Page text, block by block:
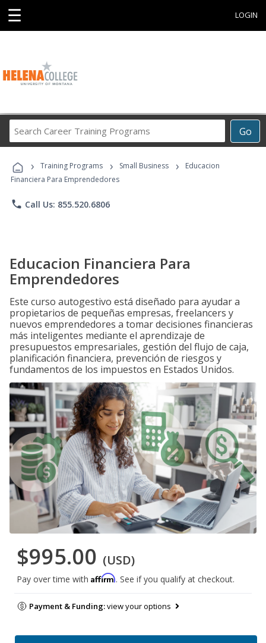
☰ LOGIN
Go
Career
Programs
› Training Programs › Small Business ›
Educacion
Financiera Para Emprendedores
phone Call Us: 855.520.6806
Educacion Financiera Para
Emprendedores
Este curso autogestivo está diseñado para ayudar a
propietarios de pequeñas empresas, freelancers y
nuevos emprendedores a tomar decisiones financieras
más inteligentes mediante el aprendizaje de
presupuestos empresariales, gestión del flujo de caja,
planificación financiera, prevención de riesgos y
fundamentos de los impuestos en Estados Unidos.
$995.00 (USD)
Pay over time with Affirm. See if you qualify at checkout.
Payment & Funding:view your options